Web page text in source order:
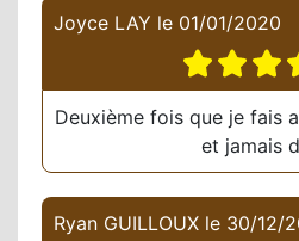
Joyce LAY le 01/01/2020
Deuxième fois que je fais
et jamais
Ryan GUILLOUX le 30/12/